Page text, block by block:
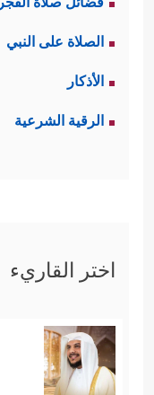
الصلاة على النبي
الأذكار
الرقية الشرعية
اختر القاريء